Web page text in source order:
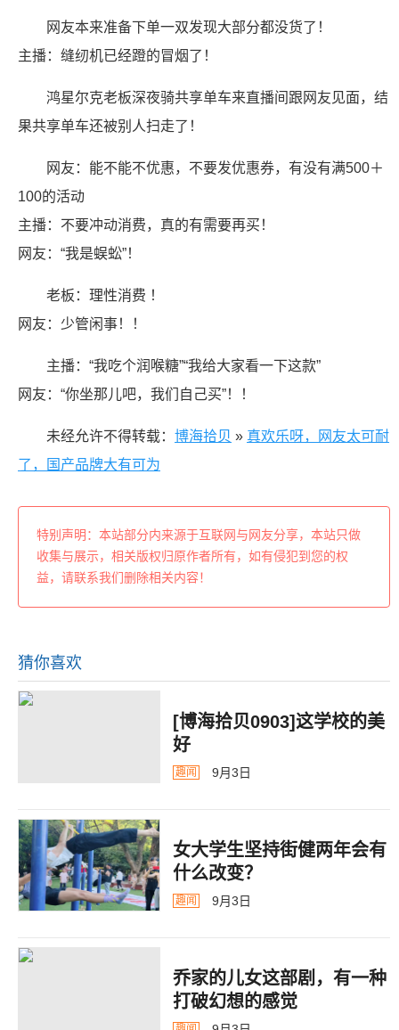
网友本来准备下单一双发现大部分都没货了！
主播：缝纫机已经蹬的冒烟了！
鸿星尔克老板深夜骑共享单车来直播间跟网友见面，结
果共享单车还被别人扫走了！
网友：能不能不优惠，不要发优惠券，有没有满500＋
100的活动
主播：不要冲动消费，真的有需要再买！
网友：“我是蜈蚣”！
老板：理性消费 ！
网友：少管闲事！！
主播：“我吃个润喉糖”“我给大家看一下这款”
网友：“你坐那儿吧，我们自己买”！！
未经允许不得转载： 博海拾贝 » 真欢乐呀，网友太可耐
了，国产品牌大有可为
特别声明：本站部分内来源于互联网与网友分享，本站只做
收集与展示，相关版权归原作者所有，如有侵犯到您的权
益，请联系我们删除相关内容！
猜你喜欢
[博海拾贝0903]这学校的美
好
趣闻 9月3日
女大学生坚持街健两年会有
什么改变？
趣闻 9月3日
乔家的儿女这部剧，有一种
打破幻想的感觉